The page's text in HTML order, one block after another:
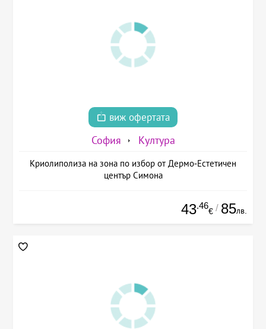
виж офертата
София Култура
Криолиполиза на зона по избор от Дермо-Естетичен
център Симона
43.46
€ / 85лв.